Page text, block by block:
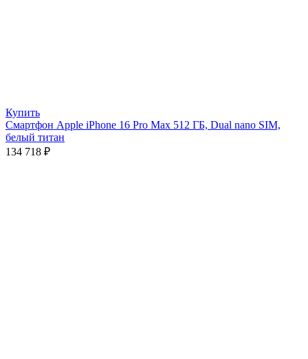
Купить
Смартфон Apple iPhone 16 Pro Max 512 ГБ, Dual nano SIM,
белый титан
134 718 ₽